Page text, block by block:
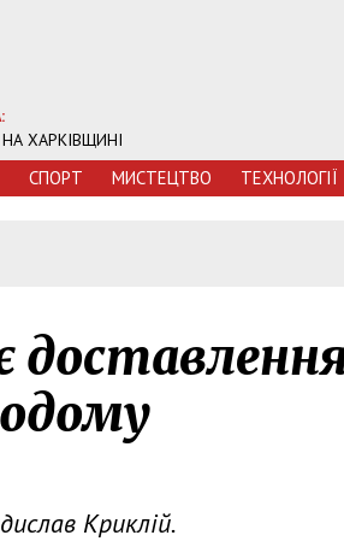
НА ХАРКІВЩИНІ
СПОРТ МИСТЕЦТВО ТЕХНОЛОГIЇ
Криклій.